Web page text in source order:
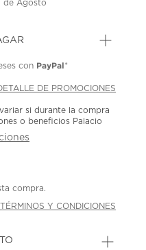
de Agosto
con PayPal*
DE PROMOCIONES
si durante la compra
o beneficios Palacio
compra.
TÉRMINOS Y CONDICIONES